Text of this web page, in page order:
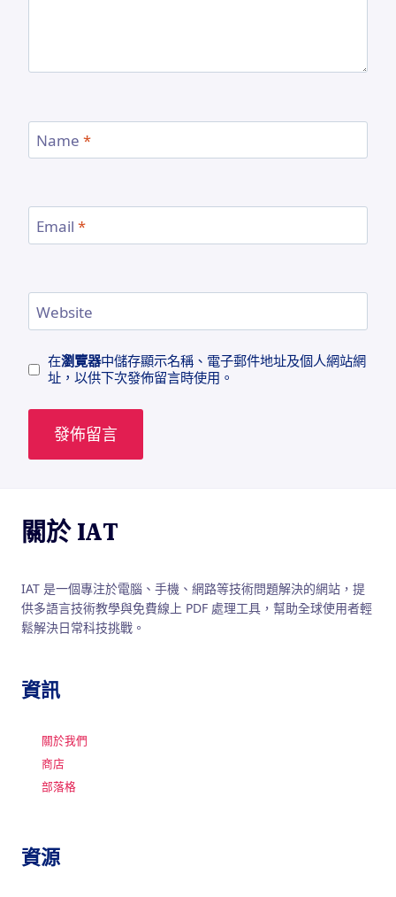
Name *
Email *
Website
在瀏覽器中儲存顯示名稱、電子郵件地址及個人網站網
址，以供下次發佈留言時使用。
關於 IAT
IAT 是一個專注於電腦、手機、網路等技術問題解決的網站，提
供多語言技術教學與免費線上 PDF 處理工具，幫助全球使用者輕
鬆解決日常科技挑戰。
資訊
關於我們
商店
部落格
資源